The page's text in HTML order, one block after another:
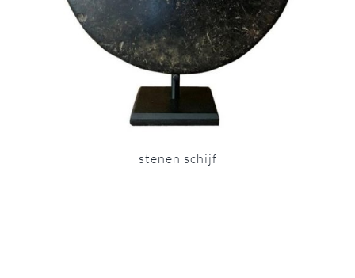
stenen schijf